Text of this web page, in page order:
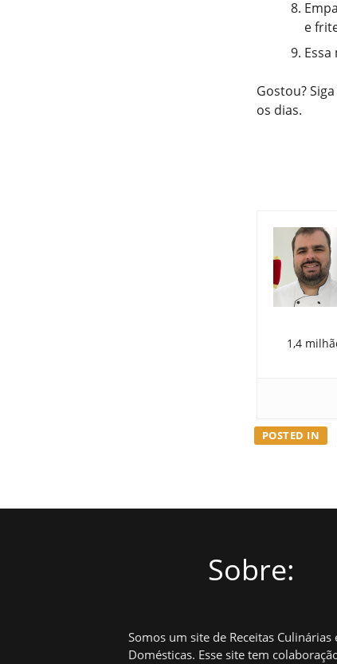
e
Gostou?
os dias.
1,4
POSTED IN
Sobre:
Somos um site de Receitas Culinárias
Domésticas. Esse site tem